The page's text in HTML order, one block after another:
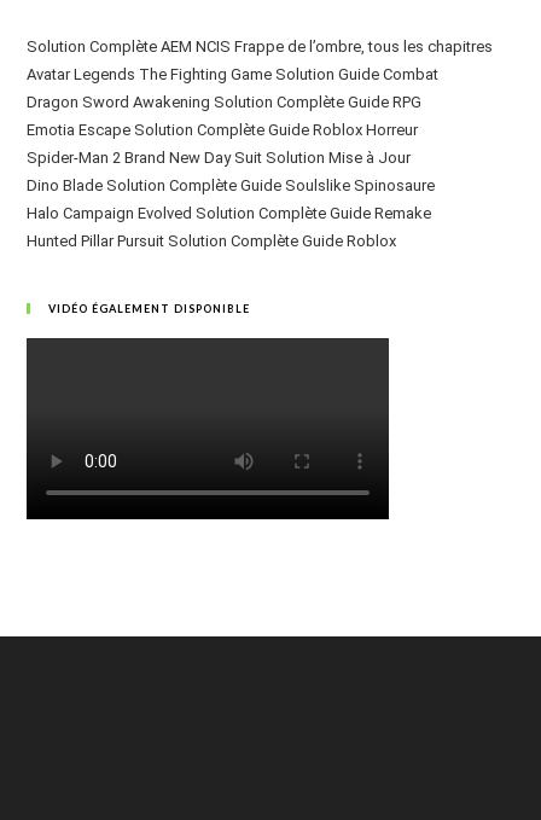
Solution Complète AEM NCIS Frappe de l’ombre, tous les chapitres
Avatar Legends The Fighting Game Solution Guide Combat
Dragon Sword Awakening Solution Complète Guide RPG
Emotia Escape Solution Complète Guide Roblox Horreur
Spider-Man 2 Brand New Day Suit Solution Mise à Jour
Dino Blade Solution Complète Guide Soulslike Spinosaure
Halo Campaign Evolved Solution Complète Guide Remake
Hunted Pillar Pursuit Solution Complète Guide Roblox
VIDÉO ÉGALEMENT DISPONIBLE